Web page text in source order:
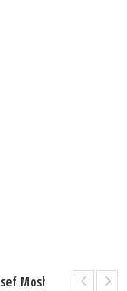
1 months ago